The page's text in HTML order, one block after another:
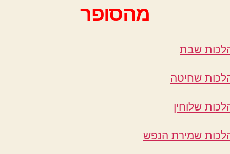
מהסופר
שבת
שחיטה
שלוחין
שמירת הנפש